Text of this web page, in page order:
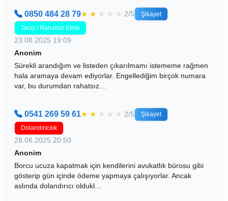
0850 484 28 79★ ★ ★ ★ ★ 2/5
Şikayet
Taciz / Rahatsız Etme
23.08.2025 19:09
Anonim
Sürekli arandığım ve listeden çıkarılmamı istememe rağmen
hala aramaya devam ediyorlar. Engellediğim birçok numara
var, bu durumdan rahatsız…
0541 269 59 61★ ★ ★ ★ ★ 2/5
Şikayet
Dolandırıcılık
28.06.2025 20:50
Anonim
Borcu ucuza kapatmak için kendilerini avukatlık bürosu gibi
gösterip gün içinde ödeme yapmaya çalışıyorlar. Ancak
aslında dolandırıcı oldukl…